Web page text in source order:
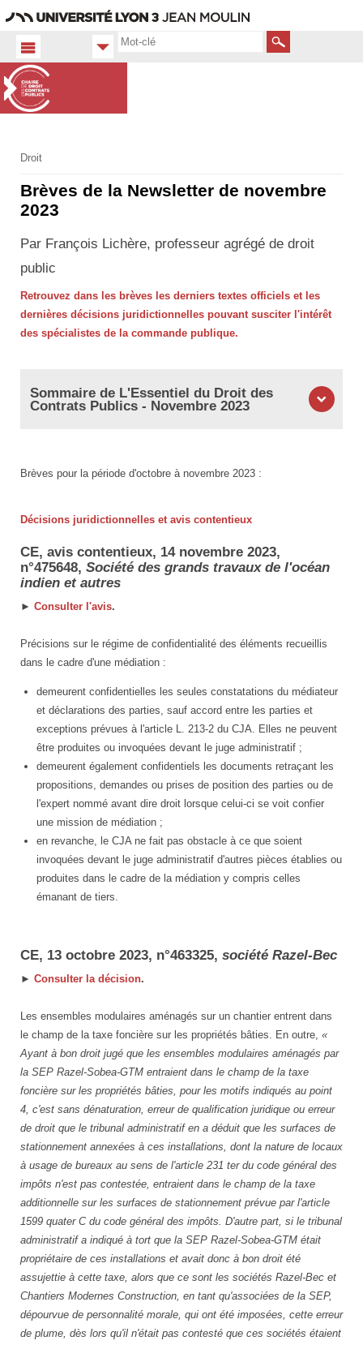
Rechercher
Accueil
Droit
Brèves de la Newsletter de novembre
2023
Par François Lichère, professeur agrégé de droit
public
Retrouvez dans les brèves les derniers textes officiels et les
dernières décisions juridictionnelles pouvant susciter l'intérêt
des spécialistes de la commande publique.
Sommaire de L'Essentiel du Droit des
Contrats Publics - Novembre 2023
Brèves pour la période d'octobre à novembre 2023 :
Décisions juridictionnelles et avis contentieux
CE, avis contentieux, 14 novembre 2023,
n°475648, Société des grands travaux de l'océan
indien et autres
► Consulter l'avis.
Précisions sur le régime de confidentialité des éléments recueillis
dans le cadre d'une médiation :
demeurent confidentielles les seules constatations du médiateur
et déclarations des parties, sauf accord entre les parties et
exceptions prévues à l'article L. 213-2 du CJA. Elles ne peuvent
être produites ou invoquées devant le juge administratif ;
demeurent également confidentiels les documents retraçant les
propositions, demandes ou prises de position des parties ou de
l'expert nommé avant dire droit lorsque celui-ci se voit confier
une mission de médiation ;
en revanche, le CJA ne fait pas obstacle à ce que soient
invoquées devant le juge administratif d'autres pièces établies ou
produites dans le cadre de la médiation y compris celles
émanant de tiers.
CE, 13 octobre 2023, n°463325, société Razel-Bec
► Consulter la décision.
Les ensembles modulaires aménagés sur un chantier entrent dans
le champ de la taxe foncière sur les propriétés bâties. En outre, «
Ayant à bon droit jugé que les ensembles modulaires aménagés par
la SEP Razel-Sobea-GTM entraient dans le champ de la taxe
foncière sur les propriétés bâties, pour les motifs indiqués au point
4, c'est sans dénaturation, erreur de qualification juridique ou erreur
de droit que le tribunal administratif en a déduit que les surfaces de
stationnement annexées à ces installations, dont la nature de locaux
à usage de bureaux au sens de l'article 231 ter du code général des
impôts n'est pas contestée, entraient dans le champ de la taxe
additionnelle sur les surfaces de stationnement prévue par l'article
1599 quater C du code général des impôts. D'autre part, si le tribunal
administratif a indiqué à tort que la SEP Razel-Sobea-GTM était
propriétaire de ces installations et avait donc à bon droit été
assujettie à cette taxe, alors que ce sont les sociétés Razel-Bec et
Chantiers Modernes Construction, en tant qu'associées de la SEP,
dépourvue de personnalité morale, qui ont été imposées, cette erreur
de plume, dès lors qu'il n'était pas contesté que ces sociétés étaient